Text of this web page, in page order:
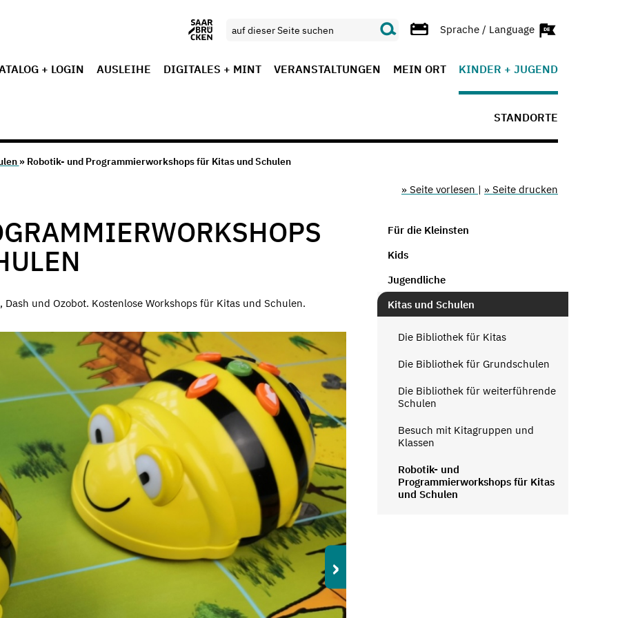
Sprache / Language
+ LOGIN AUSLEIHE DIGITALES + MINT VERANSTALTUNGEN MEIN ORT KINDER + JUGEND
STANDORTE
» Robotik- und Programmierworkshops für Kitas und Schulen
» Seite vorlesen | » Seite drucken
und Ozobot. Kostenlose Workshops für Kitas und Schulen.
›
Für die Kleinsten
Kids
Jugendliche
Kitas und Schulen
Die Bibliothek für Kitas
Die Bibliothek für Grundschulen
Die Bibliothek für weiterführende
Schulen
Besuch mit Kitagruppen und
Klassen
Robotik- und
Programmierworkshops für Kitas
und Schulen